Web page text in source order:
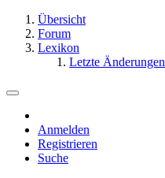
Übersicht
Forum
Lexikon
Letzte Änderungen
Anmelden
Registrieren
Suche